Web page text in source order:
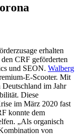
erhalten
CRF geförderten
und SEON. Walberg
E-Scooter. Mit
im Jahr
Diese
im März 2020 fast
konnte dem
„Als organisch
von